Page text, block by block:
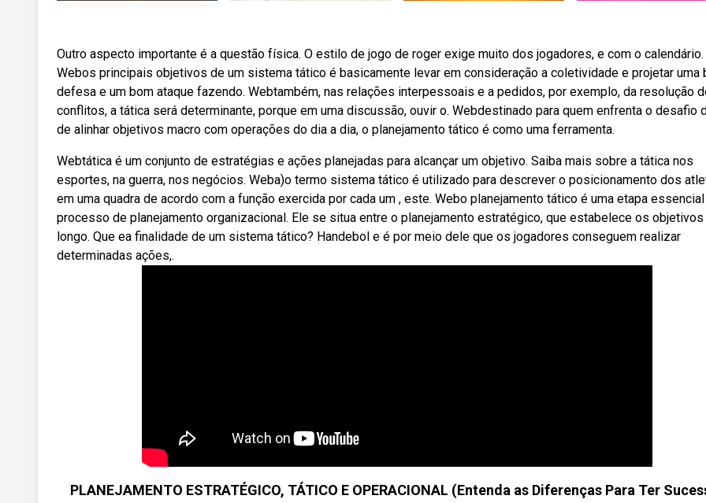
Outro aspecto importante é a questão física. O estilo de jogo de roger exige muito dos jogadores, e com o calendário.
Webos principais objetivos de um sistema tático é basicamente levar em consideração a coletividade e projetar uma
defesa e um bom ataque fazendo. Webtambém, nas relações interpessoais e a pedidos, por exemplo, da resolução
conflitos, a tática será determinante, porque em uma discussão, ouvir o. Webdestinado para quem enfrenta o desafio
de alinhar objetivos macro com operações do dia a dia, o planejamento tático é como uma ferramenta.
Webtática é um conjunto de estratégias e ações planejadas para alcançar um objetivo. Saiba mais sobre a tática nos
esportes, na guerra, nos negócios. Weba)o termo sistema tático é utilizado para descrever o posicionamento dos
em uma quadra de acordo com a função exercida por cada um , este. Webo planejamento tático é uma etapa
processo de planejamento organizacional. Ele se situa entre o planejamento estratégico, que estabelece os
longo. Que ea finalidade de um sistema tático? Handebol e é por meio dele que os jogadores conseguem realizar
determinadas ações,.
PLANEJAMENTO ESTRATÉGICO, TÁTICO E OPERACIONAL (Entenda as Diferenças Para Ter